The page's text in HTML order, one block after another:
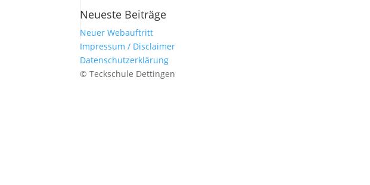
Neueste Beiträge
Neuer Webauftritt
Impressum / Disclaimer
Datenschutzerklärung
© Teckschule Dettingen